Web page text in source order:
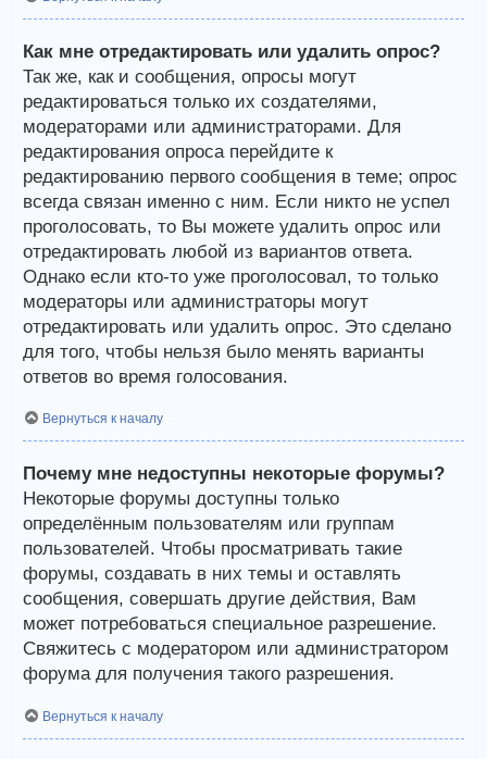
Как мне отредактировать или удалить опрос?
Так же, как и сообщения, опросы могут
редактироваться только их создателями,
модераторами или администраторами. Для
редактирования опроса перейдите к
редактированию первого сообщения в теме; опрос
всегда связан именно с ним. Если никто не успел
проголосовать, то Вы можете удалить опрос или
отредактировать любой из вариантов ответа.
Однако если кто-то уже проголосовал, то только
модераторы или администраторы могут
отредактировать или удалить опрос. Это сделано
для того, чтобы нельзя было менять варианты
ответов во время голосования.
Вернуться к началу
Почему мне недоступны некоторые форумы?
Некоторые форумы доступны только
определённым пользователям или группам
пользователей. Чтобы просматривать такие
форумы, создавать в них темы и оставлять
сообщения, совершать другие действия, Вам
может потребоваться специальное разрешение.
Свяжитесь с модератором или администратором
форума для получения такого разрешения.
Вернуться к началу